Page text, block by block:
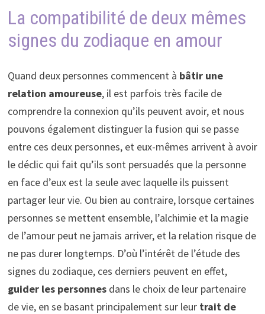
La compatibilité de deux mêmes
signes du zodiaque en amour
Quand deux personnes commencent à bâtir une
relation amoureuse, il est parfois très facile de
comprendre la connexion qu’ils peuvent avoir, et nous
pouvons également distinguer la fusion qui se passe
entre ces deux personnes, et eux-mêmes arrivent à avoir
le déclic qui fait qu’ils sont persuadés que la personne
en face d’eux est la seule avec laquelle ils puissent
partager leur vie. Ou bien au contraire, lorsque certaines
personnes se mettent ensemble, l’alchimie et la magie
de l’amour peut ne jamais arriver, et la relation risque de
ne pas durer longtemps. D’où l’intérêt de l’étude des
signes du zodiaque, ces derniers peuvent en effet,
guider les personnesdans le choix de leur partenaire
de vie, en se basant principalement sur leur trait de